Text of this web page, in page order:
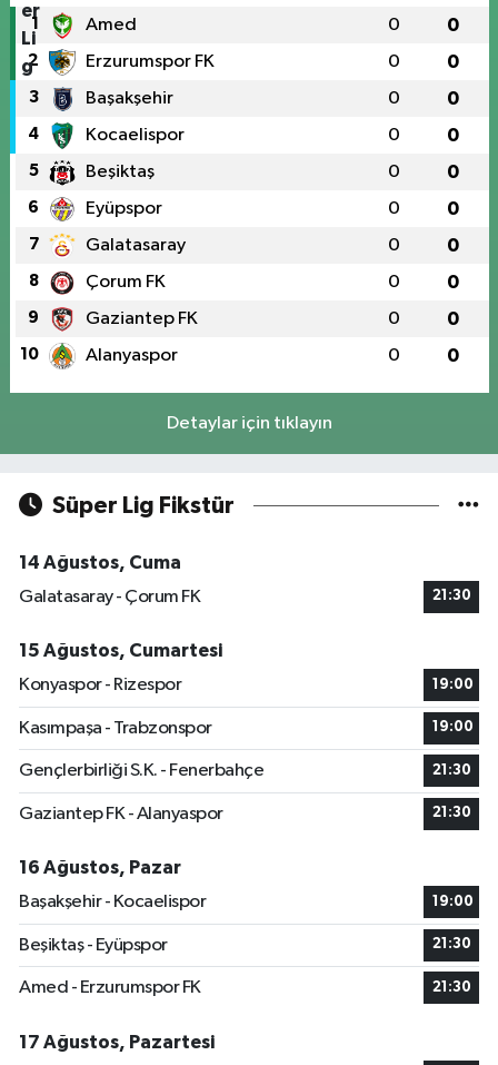
1 Amed 0 0
2 Erzurumspor FK 0 0
3 Başakşehir 0 0
4 Kocaelispor 0 0
5 Beşiktaş 0 0
6 Eyüpspor 0 0
7 Galatasaray 0 0
8 Çorum FK 0 0
9 Gaziantep FK 0 0
10 Alanyaspor 0 0
Detaylar için tıklayın
Süper Lig Fikstür
14 Ağustos, Cuma
Galatasaray - Çorum FK
21:30
15 Ağustos, Cumartesi
Konyaspor - Rizespor
19:00
Kasımpaşa - Trabzonspor 19:00
Gençlerbirliği S.K. - Fenerbahçe 21:30
Gaziantep FK - Alanyaspor 21:30
16 Ağustos, Pazar
Başakşehir - Kocaelispor
19:00
Beşiktaş - Eyüpspor 21:30
Amed - Erzurumspor FK 21:30
17 Ağustos, Pazartesi